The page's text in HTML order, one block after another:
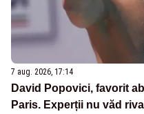
7 aug. 2026, 17:14
David Popovici, favorit
Paris. Experții nu văd